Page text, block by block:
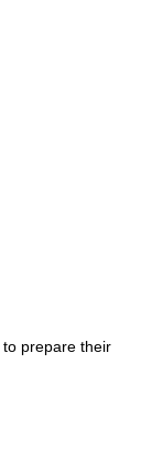
prepare their